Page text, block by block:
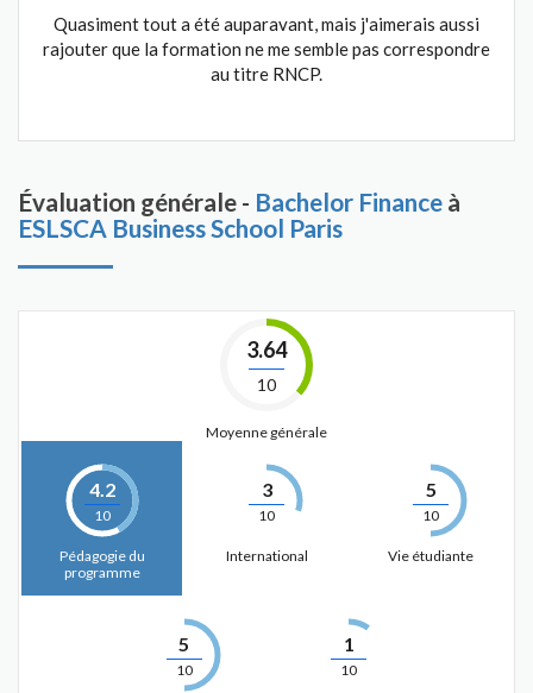
Quasiment tout a été auparavant, mais j'aimerais aussi
rajouter que la formation ne me semble pas correspondre
au titre RNCP.
Évaluation générale - Bachelor Finance à
ESLSCA Business School Paris
3.64
10
Moyenne générale
4.2
10
Pédagogie du
programme
3
10
International
5
10
Vie étudiante
5
10
1
10